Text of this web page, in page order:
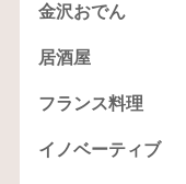
金沢おでん
居酒屋
フランス料理
イノベーティブ